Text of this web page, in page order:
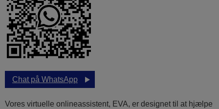
Chat på WhatsApp
Vores virtuelle onlineassistent, EVA, er designet til at hjælpe